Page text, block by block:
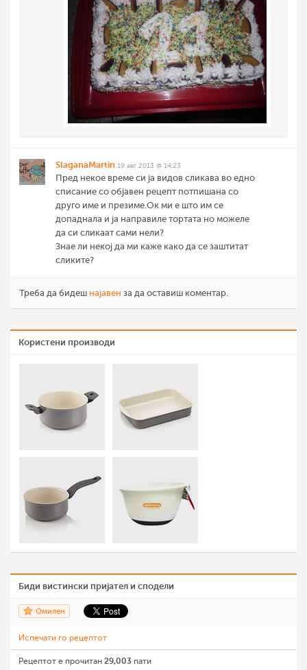
SlaganaMartin 19 авг 2013 @ 14:23
Пред некое време си ја видов сликава во едно
списание со објавен рецепт потпишана со
друго име и презиме.Ок ми е што им се
допаднала и ја направиле тортата но можеле
да си сликаат сами нели?
Знае ли некој да ми каже како да се заштитат
сликите?
Треба да бидеш најавен за да оставиш коментар.
Користени производи
Биди вистински пријател и сподели
Омилен
Испечати го рецептот
Рецептот е прочитан 29,003 пати